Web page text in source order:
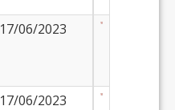
17/06/2023
17/06/2023